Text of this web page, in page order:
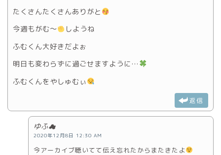
たくさんたくさんありがと
今週もがむ〜
しようね
ふむくん大好きだよぉ
明日も変わらずに過ごせますように…
ふむくんをやしゅむぃ
返信
ゆふ☁
2020年12月8日 12:30 AM
今アーカイブ聴いてて伝え忘れたからまたきたよ